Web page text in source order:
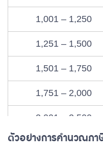
1,001 – 1,250
1,251 – 1,500
1,501 – 1,750
1,751 – 2,000
2,001 – 2,500
2,501 – 3,000
ตัวอย่างการคำนวณภ